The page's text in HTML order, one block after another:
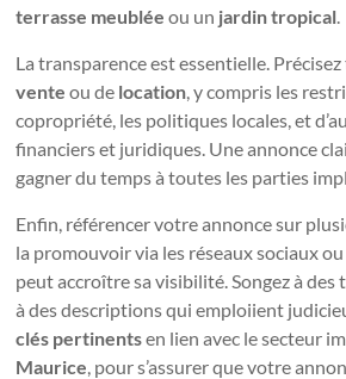
terrasse meublée ou un jardin tropical
La transparence est essentielle.
vente ou de location , y compris les
copropriété, les politiques locales, et
financiers et juridiques. Une annonce
gagner du temps à toutes les parties
Enfin, référencer votre annonce sur
la promouvoir via les réseaux sociaux
peut accroître sa visibilité. Songez à
à des descriptions qui emploiient
clés pertinentsen lien avec le secteur
Maurice , pour s’assurer que votre